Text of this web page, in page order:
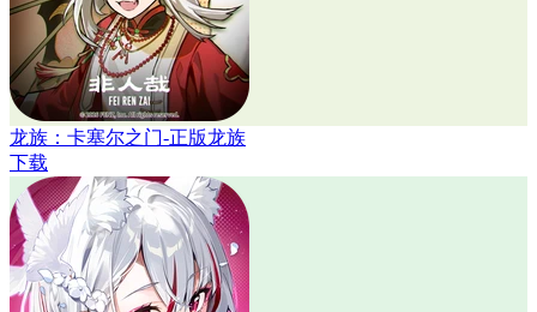
龙族：卡塞尔之门-正版龙族
下载